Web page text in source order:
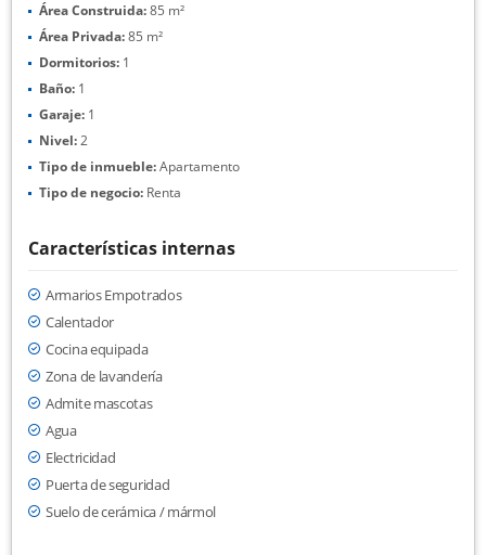
Área Construida:85 m²
Área Privada:85 m²
Dormitorios: 1
Baño: 1
Garaje: 1
Nivel:2
Tipo de inmueble:Apartamento
Tipo de negocio: Renta
Características internas
Armarios Empotrados
Calentador
Cocina equipada
Zona de lavandería
Admite mascotas
Agua
Electricidad
Puerta de seguridad
Suelo de cerámica / mármol